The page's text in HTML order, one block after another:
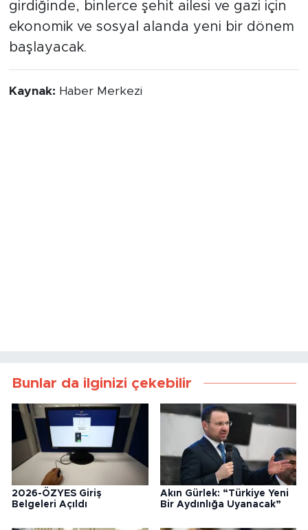
girdiğinde, binlerce şehit ailesi ve gazi için
ekonomik ve sosyal alanda yeni bir dönem
başlayacak.
Kaynak: Haber Merkezi
Bunlar da ilginizi çekebilir
2026-ÖZYES Giriş
Belgeleri Açıldı
Akın Gürlek: “Türkiye Yeni
Bir Aydınlığa Uyanacak”